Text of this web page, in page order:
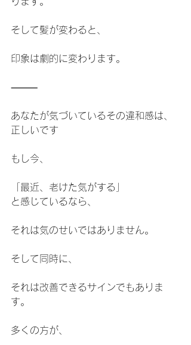
そして髪が変わると、
印象は劇的に変わります。
⸻
あなたが気づいているその違和感は、
正しいです
もし今、
「最近、老けた気がする」
と感じているなら、
それは気のせいではありません。
そして同時に、
それは改善できるサインでもありま
す。
多くの方が、